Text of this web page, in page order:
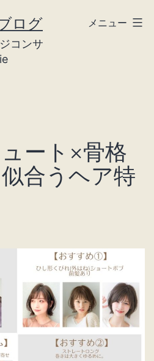
ログ
コンサ
メニュー
ート×骨格
合うヘア特